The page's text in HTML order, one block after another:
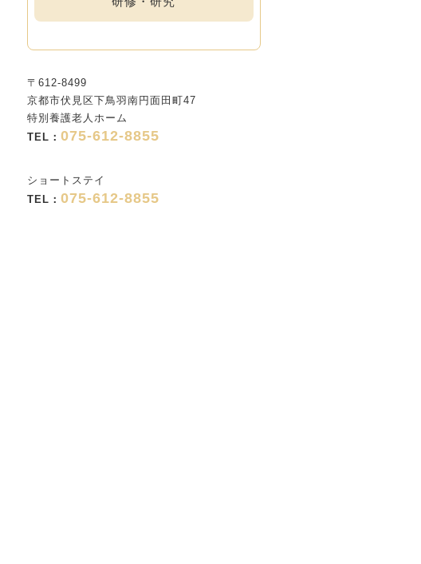
〒612-8499
京都市伏見区下鳥羽南円面田町47
特別養護老人ホーム
TEL： 075-612-8855
ショートステイ
TEL： 075-612-8855